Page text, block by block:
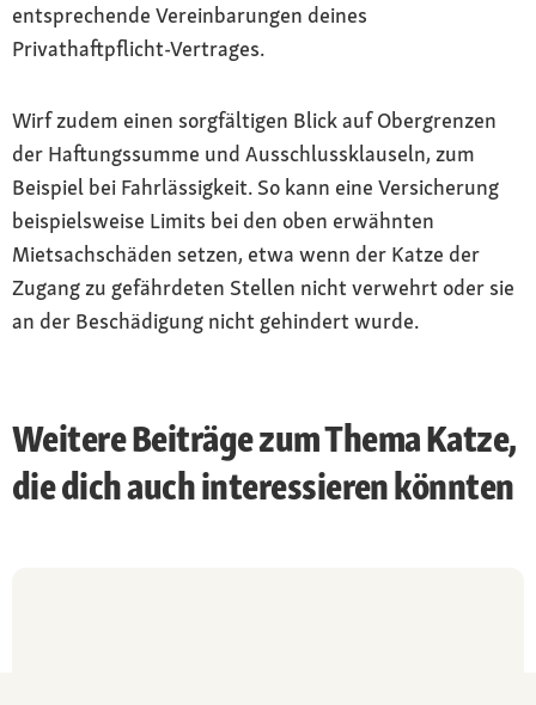
entsprechende Vereinbarungen deines
Privathaftpflicht-Vertrages.
Wirf zudem einen sorgfältigen Blick auf Obergrenzen
der Haftungssumme und Ausschlussklauseln, zum
Beispiel bei Fahrlässigkeit. So kann eine Versicherung
beispielsweise Limits bei den oben erwähnten
Mietsachschäden setzen, etwa wenn der Katze der
Zugang zu gefährdeten Stellen nicht verwehrt oder sie
an der Beschädigung nicht gehindert wurde.
Weitere Beiträge zum Thema Katze,
die dich auch interessieren könnten